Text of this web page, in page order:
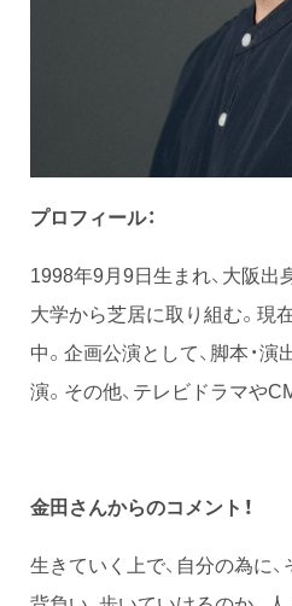
プロフィール：
1998年9月9日生まれ、大阪出
大学から芝居に取り組む。現
中。企画公演として、脚本・
演。その他、テレビドラマや
金田さんからのコメント！
生きていく上で、自分の為に